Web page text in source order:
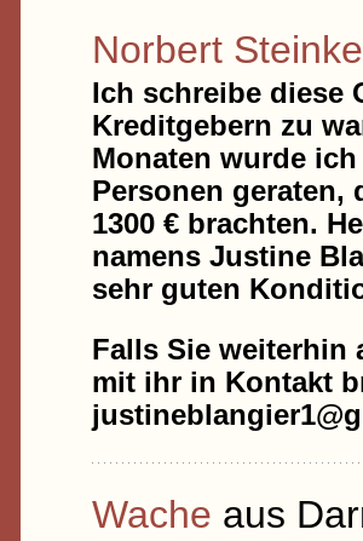
Norbert
Ich schreibe diese
Kreditgebern zu
Monaten wurde
Personen geraten,
1300 € brachten.
namens Justine
sehr guten
Falls Sie weiterhin
mit ihr in Kontakt
Wache aus